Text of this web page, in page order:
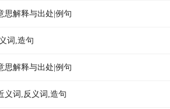
思解释与出处|例句
词,造句
思解释与出处|例句
义词,反义词,造句